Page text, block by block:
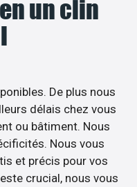
un clin
De plus nous
délais chez vous
ou bâtiment. Nous
Nous vous
et précis pour vos
crucial, nous vous